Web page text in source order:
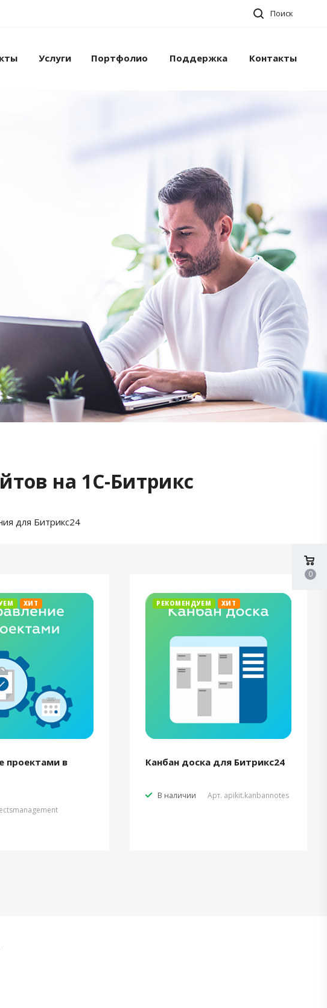
Поиск
Услуги Портфолио Поддержка Контакты
на 1С-Битрикс
для Битрикс24
ХИТ
проектами в
РЕКОМЕНДУЕМ ХИТ
Канбан доска для Битрикс24
В наличии Арт. apikit.kanbannotes
0